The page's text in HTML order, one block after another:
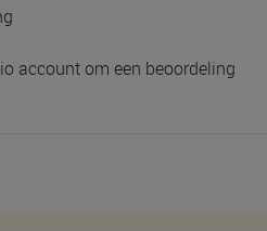
account om een beoordeling